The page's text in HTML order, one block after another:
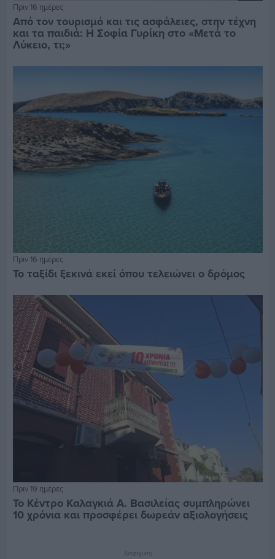
Πριν 16 ημέρες
Από τον τουρισμό και τις ασφάλειες, στην τέχνη
και τα παιδιά: Η Σοφία Γυρίκη στο «Μετά το
Λύκειο, τι;»
Πριν 16 ημέρες
Το ταξίδι ξεκινά εκεί όπου τελειώνει ο δρόμος
Πριν 19 ημέρες
Το Κέντρο Καλαγκιά Α. Βασιλείας συμπληρώνει
10 χρόνια και προσφέρει δωρεάν αξιολογήσεις
Διαφήμιση